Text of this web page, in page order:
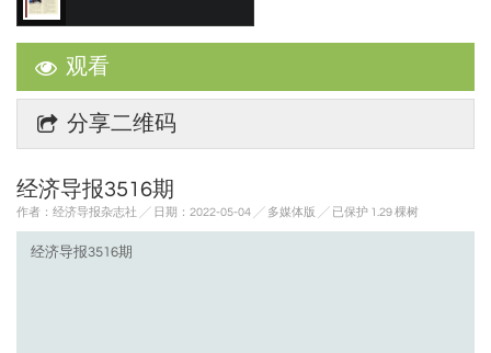
观看
分享二维码
经济导报3516期
作者：经济导报杂志社 ╱ 日期：2022-05-04 ╱ 多媒体版 ╱ 已保护 1.29 棵树
经济导报3516期